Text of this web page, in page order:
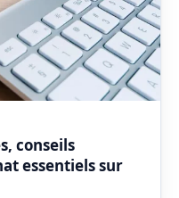
conseils
essentiels sur